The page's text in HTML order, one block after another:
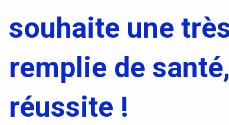
souhaite une
remplie de
réussite !